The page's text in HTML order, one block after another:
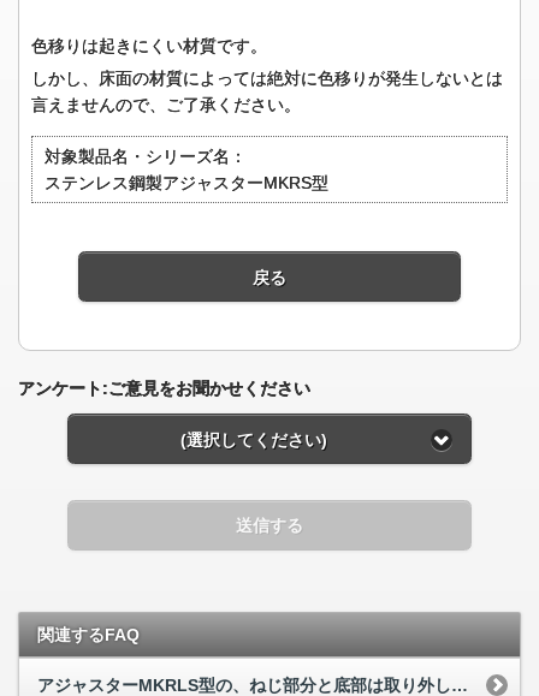
色移りは起きにくい材質です。
しかし、床面の材質によっては絶対に色移りが発生しないとは
言えませんので、ご了承ください。
対象製品名・シリーズ名：
ステンレス鋼製アジャスターMKRS型
戻る
アンケート:ご意見をお聞かせください
(選択してください)
送信する
関連するFAQ
アジャスターMKRLS型の、ねじ部分と底部は取り外しできますか